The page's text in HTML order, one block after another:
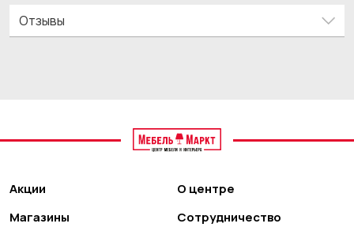
Отзывы
Акции
Магазины
О центре
Сотрудничество